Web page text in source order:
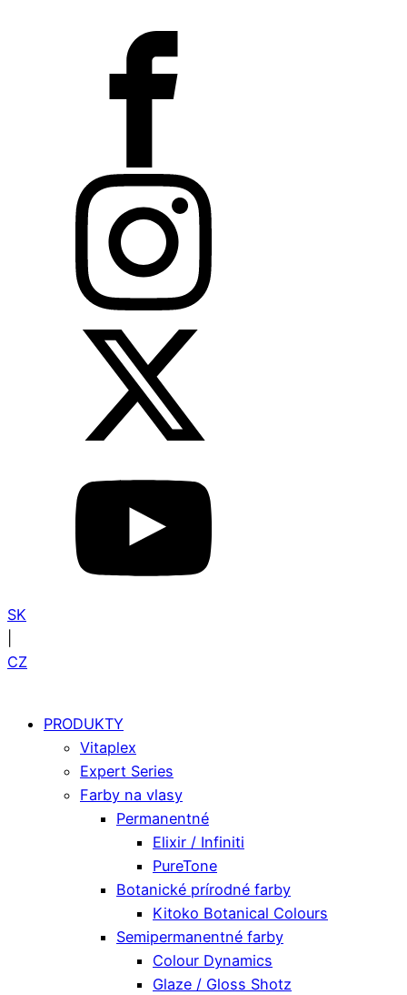
SK
CZ
PRODUKTY
Vitaplex
Expert Series
Farby na vlasy
Permanentné
Elixir / Infiniti
PureTone
Botanické prírodné farby
Kitoko Botanical Colours
Semipermanentné farby
Colour Dynamics
Glaze / Gloss Shotz